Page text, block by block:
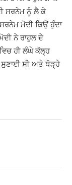
ਸਰਨੇਮ ਨੂੰ ਲੈ ਕੇ
ਸਰਨੇਮ ਮੋਦੀ ਕਿਉਂ ਹੁੰਦਾ
ਨੇ ਰਾਹੁਲ ਦੇ
ਹੀ ਲੰਘੇ ਕੱਲ੍ਹ
ਸੁਣਾਈ ਸੀ ਅਤੇ ਥੋੜ੍ਹੇ